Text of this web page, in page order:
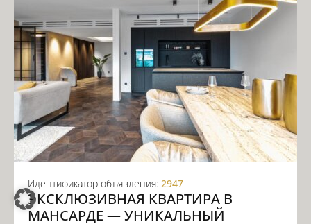
Идентификатор объявления: 2947
ЭКСКЛЮЗИВНАЯ КВАРТИРА В
МАНСАРДЕ — УНИКАЛЬНЫЙ